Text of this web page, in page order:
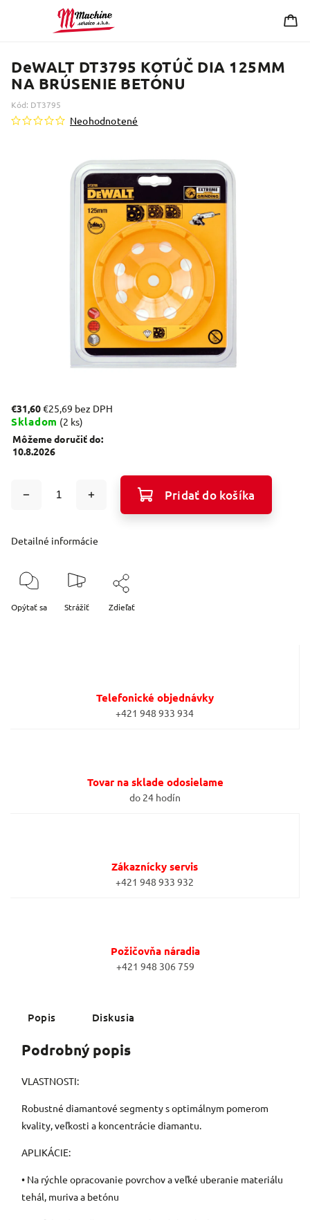
DeWALT DT3795 KOTÚČ DIA 125MM
NA BRÚSENIE BETÓNU
Kód: DT3795
Neohodnotené
€31,60€25,69 bez DPH
Skladom (2 ks)
Môžeme doručiť do:
10.8.2026
Pridať do košíka
Detailné informácie
Opýtať sa Strážiť Zdieľať
Telefonické objednávky
+421 948 933 934
Tovar na sklade odosielame
do 24 hodín
Zákaznícky servis
+421 948 933 932
Požičovňa náradia
+421 948 306 759
Popis Diskusia
Podrobný popis
VLASTNOSTI:
Robustné diamantové segmenty s optimálnym pomerom
kvality, veľkosti a koncentrácie diamantu.
APLIKÁCIE:
• Na rýchle opracovanie povrchov a veľké uberanie materiálu
tehál, muriva a betónu